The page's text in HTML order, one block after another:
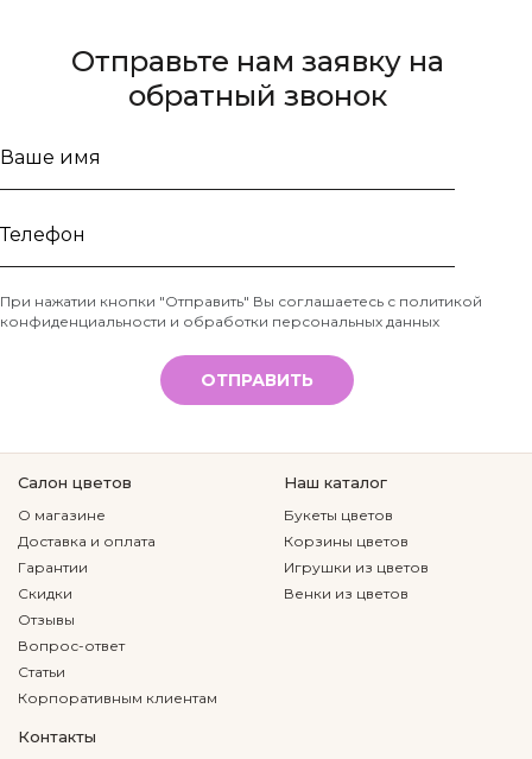
Отправьте нам заявку на
обратный звонок
Ваше
Телефон
*
При нажатии кнопки "Отправить" Вы соглашаетесь с политикой
конфиденциальности и обработки персональных данных
ОТПРАВИТЬ
Салон цветов
О магазине
Доставка и оплата
Гарантии
Скидки
Отзывы
Вопрос-ответ
Статьи
Корпоративным клиентам
Наш каталог
Букеты цветов
Корзины цветов
Игрушки из цветов
Венки из цветов
Контакты